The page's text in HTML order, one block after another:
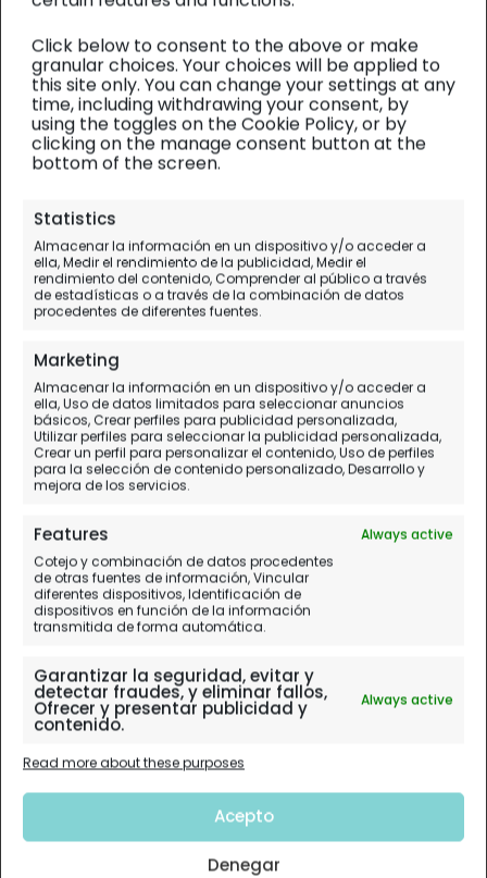
Click below to consent to the above or make
granular choices. Your choices will be applied to
this site only. You can change your settings at any
time, including withdrawing your consent, by
using the toggles on the Cookie Policy, or by
clicking on the manage consent button at the
bottom of the screen.
Statistics
Almacenar la información en un dispositivo y/o acceder a
ella, Medir el rendimiento de la publicidad, Medir el
rendimiento del contenido, Comprender al público a través
de estadísticas o a través de la combinación de datos
procedentes de diferentes fuentes.
Marketing
Almacenar la información en un dispositivo y/o acceder a
ella, Uso de datos limitados para seleccionar anuncios
básicos, Crear perfiles para publicidad personalizada,
Utilizar perfiles para seleccionar la publicidad personalizada,
Crear un perfil para personalizar el contenido, Uso de perfiles
para la selección de contenido personalizado, Desarrollo y
mejora de los servicios.
Features
Always active
Cotejo y combinación de datos procedentes
de otras fuentes de información, Vincular
diferentes dispositivos, Identificación de
dispositivos en función de la información
transmitida de forma automática.
Garantizar la seguridad, evitar y
detectar fraudes, y eliminar fallos,
Ofrecer y presentar publicidad y
contenido.
Always active
Read more about these purposes
Acepto
Denegar
Paseo por
París